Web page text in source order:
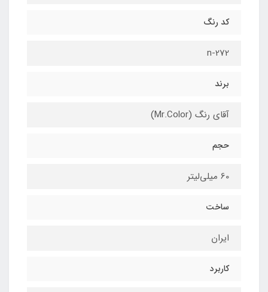
کد رنگ
n-272
برند
آقای رنگ (Mr.Color)
حجم
60 میلی‌لیتر
ساخت
ایران
کاربرد